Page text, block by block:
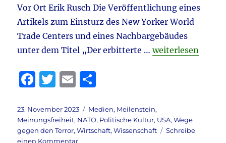
Vor Ort Erik Rusch Die Veröffentlichung eines
Artikels zum Einsturz des New Yorker World
Trade Centers und eines Nachbargebäudes
unter dem Titel „Der erbitterte …„Medien &
weiterlesen
F
c
e
T
it
te
E
ai
l
le
n
Veröffentlicht
am
23. November 2023 Kategorien
Medien, Meilenstein,
Meinungsfreiheit, NATO, Politische Kultur, USA,Wege
gegen den Terror,Wirtschaft,Wissenschaft
Schreibe
einen Kommentarzu